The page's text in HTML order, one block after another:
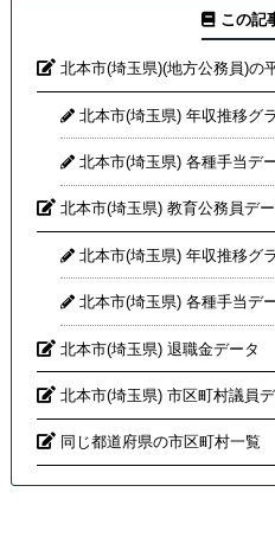
この記
北本市(埼玉県)(地方公務員)の
北本市(埼玉県) 年収推移グ
北本市(埼玉県) 各種手当デ
北本市(埼玉県) 教育公務員デ
北本市(埼玉県) 年収推移グ
北本市(埼玉県) 各種手当デ
北本市(埼玉県) 退職金データ
北本市(埼玉県) 市区町村議員
同じ都道府県の市区町村一覧